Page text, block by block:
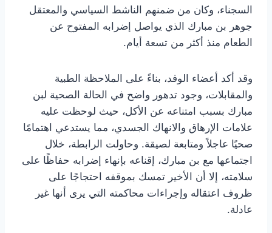
السجناء، وكان من ضمنهم الناشط السياسي والمعتقل
جوهر بن مبارك الذي يواصل إضرابه المفتوح عن
الطعام منذ أكثر من تسعة أيام.
وقد أكد أعضاء الوفد، بناءً على الملاحظة الطبية
والمقابلات، وجود تدهور واضح في الحالة الصحية لبن
مبارك بسبب امتناعه عن الأكل، حيث لوحظت عليه
علامات الإرهاق والانهاك الجسدي، مما يستدعي اهتمامًا
صحيًا عاجلاً ومتابعة لصيقة. وحاولت الرابطة، خلال
اجتماعها مع بن مبارك، إقناعه بإنهاء إضرابه حفاظًا على
سلامته، إلا أن الأخير تمسك بموقفه احتجاجًا على
ظروف اعتقاله وإجراءات محاكمته التي يرى أنها غير
عادلة.